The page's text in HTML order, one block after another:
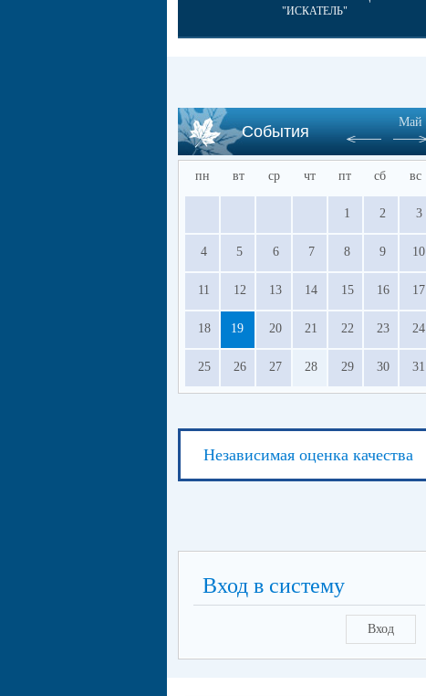
"ИСКАТЕЛЬ"
События
Май
пн вт ср чт пт сб вс
1 2 3
4 5 6 7 8 9 10
11 12 13 14 15 16 17
18 19 20 21 22 23 24
25 26 27 28 29 30 31
Независимая оценка качества
Вход в систему
Вход